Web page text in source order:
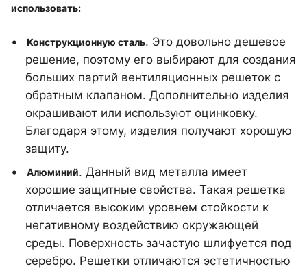
использовать:
Конструкционную сталь. Это довольно дешевое
решение, поэтому его выбирают для создания
больших партий вентиляционных решеток с
обратным клапаном. Дополнительно изделия
окрашивают или используют оцинковку.
Благодаря этому, изделия получают хорошую
защиту.
Алюминий. Данный вид металла имеет
хорошие защитные свойства. Такая решетка
отличается высоким уровнем стойкости к
негативному воздействию окружающей
среды. Поверхность зачастую шлифуется под
серебро. Решетки отличаются эстетичностью